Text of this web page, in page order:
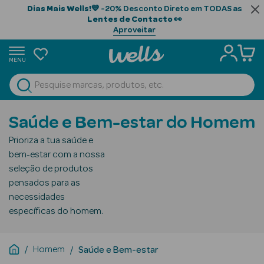
Dias Mais Wells!💙 -20% Desconto Direto em TODAS as
Lentes de Contacto👀
Aproveitar
MENU
Ver Tudo
Beauty Season
Cabelo
Profissional
Beauty Season
Cosmética
Saúde e Bem-estar do Homem
Prioriza a tua saúde e
bem-estar com a nossa
seleção de produtos
pensados para as
necessidades
específicas do homem.
Homem Saúde e Bem-estar